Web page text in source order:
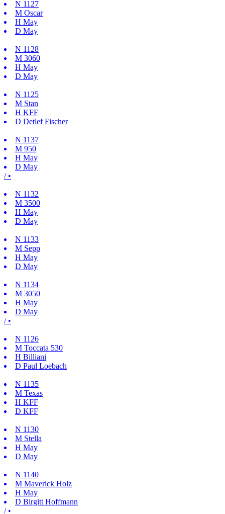
N 1127
M Oscar
H May
D May
N 1128
M 3060
H May
D May
N 1125
M Stan
H KFF
D Detlef Fischer
N 1137
M 950
H May
D May
/ •
N 1132
M 3500
H May
D May
N 1133
M Sepp
H May
D May
N 1134
M 3050
H May
D May
/ •
N 1126
M Toccata 530
H Billiani
D Paul Loebach
N 1135
M Texas
H KFF
D KFF
N 1130
M Stella
H May
D May
N 1140
M Maverick Holz
H May
D Birgitt Hoffmann
/ •